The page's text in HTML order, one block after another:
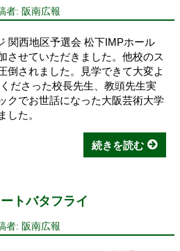
者: 阪南広報
関西地区予選会 松下IMPホール
させていただきました。他校のス
倒されました。見学できて大変よ
ださった校長先生、教頭先生実
クでお世話になった大阪芸術大学
した。
続きを読む
トバタフライ
者: 阪南広報